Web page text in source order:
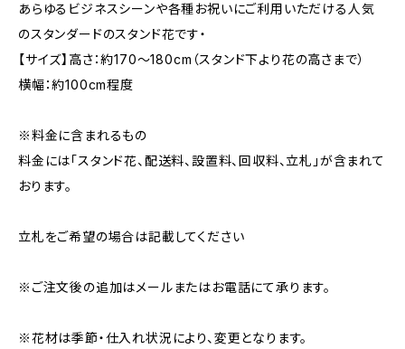
あらゆるビジネスシーンや各種お祝いにご利用いただける人気
のスタンダードのスタンド花です・
【サイズ】高さ：約170～180cm（スタンド下より花の高さまで）
横幅：約100cm程度
※料金に含まれるもの
料金には「スタンド花、配送料、設置料、回収料、立札」が含まれて
おります。
立札をご希望の場合は記載してください
※ご注文後の追加はメールまたはお電話にて承ります。
※花材は季節・仕入れ状況により、変更となります。